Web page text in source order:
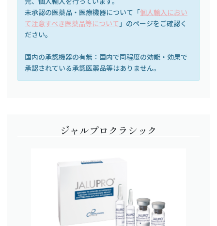
未承認の医薬品・医療機器について「個人輸入におい
て注意すべき医薬品等について 」のページをご確認く
ださい。
国内の承認機器の有無：国内で同程度の効能・効果で
承認されている承認医薬品等はありません。
ジャルプロクラシック